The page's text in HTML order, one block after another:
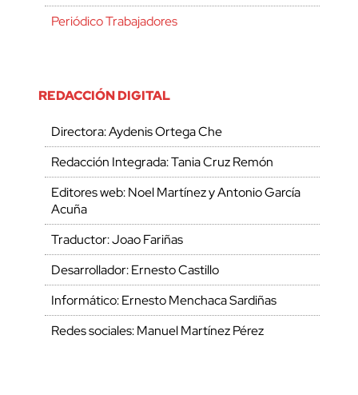
Periódico Trabajadores
REDACCIÓN DIGITAL
Directora: Aydenis Ortega Che
Redacción Integrada: Tania Cruz Remón
Editores web: Noel Martínez y Antonio García
Acuña
Traductor: Joao Fariñas
Desarrollador: Ernesto Castillo
Informático: Ernesto Menchaca Sardiñas
Redes sociales: Manuel Martínez Pérez